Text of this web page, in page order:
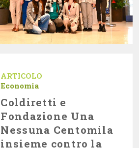
ARTICOLO
Economia
Coldiretti e
Fondazione Una
Nessuna Centomila
insieme contro la